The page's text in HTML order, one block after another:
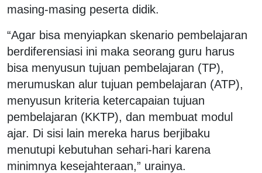
masing-masing peserta didik.
“Agar bisa menyiapkan skenario pembelajaran
berdiferensiasi ini maka seorang guru harus
bisa menyusun tujuan pembelajaran (TP),
merumuskan alur tujuan pembelajaran (ATP),
menyusun kriteria ketercapaian tujuan
pembelajaran (KKTP), dan membuat modul
ajar. Di sisi lain mereka harus berjibaku
menutupi kebutuhan sehari-hari karena
minimnya kesejahteraan,” urainya.